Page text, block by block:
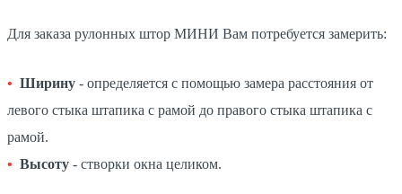
Для заказа рулонных штор МИНИ Вам потребуется замерить:
Ширину - определяется с помощью замера расстояния от
левого стыка штапика с рамой до правого стыка штапика с
рамой.
Высоту - створки окна целиком.